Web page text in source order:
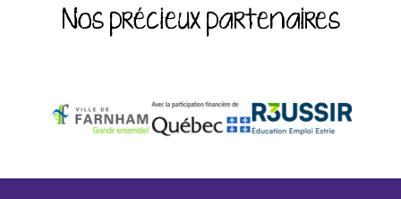
Nos précieux partenaires